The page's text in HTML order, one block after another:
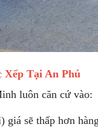
Xếp Tại An Phú
luôn căn cứ vào:
giá sẽ thấp hơn